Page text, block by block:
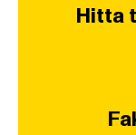
Hitta